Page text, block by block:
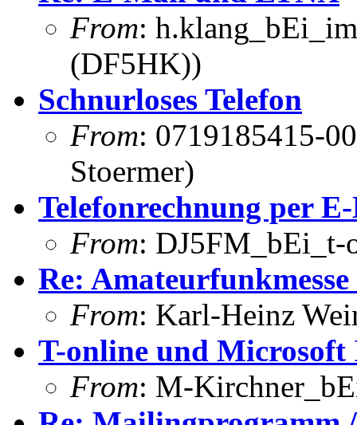
From:
(DF5HK))
Schnurloses Telefon
From: 0719185415-
Stoermer)
Telefonrechnung per
From: DJ5FM_bEi_t-
Re:
From: Karl-Heinz
T-online und
From: M-